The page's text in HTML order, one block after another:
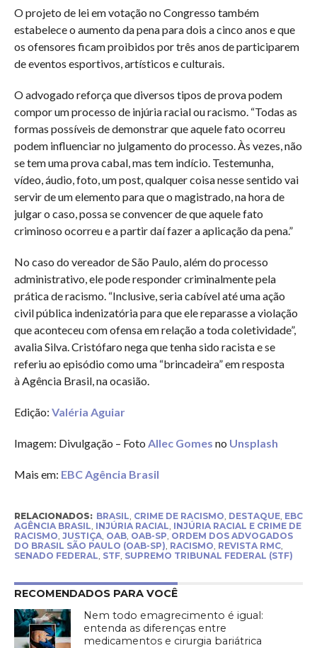
O projeto de lei em votação no Congresso também
estabelece o aumento da pena para dois a cinco anos e que
os ofensores ficam proibidos por três anos de participarem
de eventos esportivos, artísticos e culturais.
O advogado reforça que diversos tipos de prova podem
compor um processo de injúria racial ou racismo. “Todas as
formas possíveis de demonstrar que aquele fato ocorreu
podem influenciar no julgamento do processo. Às vezes, não
se tem uma prova cabal, mas tem indício. Testemunha,
vídeo, áudio, foto, um post, qualquer coisa nesse sentido vai
servir de um elemento para que o magistrado, na hora de
julgar o caso, possa se convencer de que aquele fato
criminoso ocorreu e a partir daí fazer a aplicação da pena.”
No caso do vereador de São Paulo, além do processo
administrativo, ele pode responder criminalmente pela
prática de racismo. “Inclusive, seria cabível até uma ação
civil pública indenizatória para que ele reparasse a violação
que aconteceu com ofensa em relação a toda coletividade”,
avalia Silva. Cristófaro nega que tenha sido racista e se
referiu ao episódio como uma “brincadeira” em resposta
à Agência Brasil, na ocasião.
Edição: Valéria Aguiar
Imagem: Divulgação – Foto Allec Gomes no Unsplash
Mais em: EBC Agência Brasil
RELACIONADOS: BRASIL CRIME DE RACISMO DESTAQUE, EBC
AGÊNCIA BRASIL INJÚRIA RACIAL INJÚRIA RACIAL E CRIME DE
RACISMO JUSTIÇA, OAB, OAB-SP ORDEM DOS ADVOGADOS
DO BRASIL SÃO PAULO (OAB-SP) RACISMO REVISTA RMC,
SENADO FEDERAL STF, SUPREMO TRIBUNAL FEDERAL (STF)
RECOMENDADOS PARA VOCÊ
Nem todo emagrecimento é igual:
entenda as diferenças entre
medicamentos e cirurgia bariátrica